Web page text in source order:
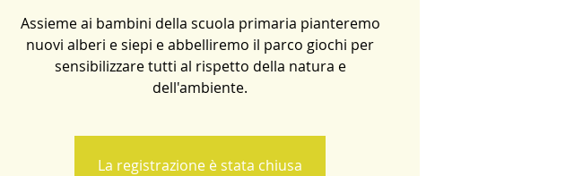
Assieme ai bambini della scuola primaria pianteremo
nuovi alberi e siepi e abbelliremo il parco giochi per
sensibilizzare tutti al rispetto della natura e
dell'ambiente.
La registrazione è stata chiusa